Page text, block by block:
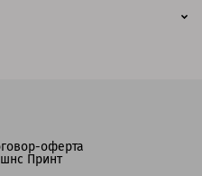
оферта
Принт